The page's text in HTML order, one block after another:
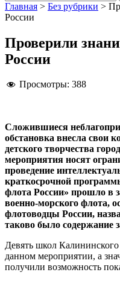
Главная > Без рубрики >
России
Проверили
России
Просмотры: 388
Сложившиеся
обстановка внесла свои
детского творчества
мероприятия носят
проведение
краткосрочной
флота России» прошло в
военно-морского флота,
флотоводцы России,
таково было содержание
Девять школ
данном мероприятии, а
получили возможность